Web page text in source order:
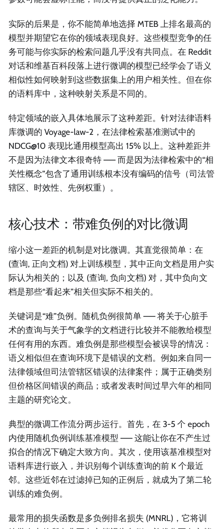
实际的后果是，你不能简单地选择 MTEB 上排名最高的
模型并期望它在你的领域表现良好。这些模型竞争的任
务可能与你实际的检索问题几乎没有共同点。在 Reddit
对话和维基百科段落上进行微调的模型已经学会了语义
相似性如何映射到这些数据集上的用户相关性。但在你
的语料库中，这种映射关系是不同的。
特定领域的嵌入具体地展示了这种差距。针对法律语料
库微调的 Voyage-law-2，在法律检索基准测试中的
NDCG@10 表现比通用模型高出 15% 以上。这种差距并
不是因为法律文本很奇特 —— 而是因为法律检索中的“相
关性概念”包含了通用训练根本没有编码的信号（司法管
辖区、时效性、先例权重）。
核心技术：带难负例的对比微调
缩小这一差距的机制是对比微调。其直觉很简单：在
(查询, 正向文档) 对上训练模型，其中正向文档是用户实
际认为相关的；以及 (查询, 负向文档) 对，其中负向文
档是那些“看起来”相关但实际不相关的。
关键词是“难”负例。随机负例很简单 —— 将关于心脏手
术的查询与关于气象学的文档进行比较并不能教给模型
任何有用的东西。难负例是那些模型会被误导的情况：
语义相似但在查询环境下是错误的文档。例如来自同一
法律领域但司法管辖区错误的法律案件；属于正确类别
但价格区间错误的商品；或者发表时间过早六年的相同
主题的研究论文。
典型的微调工作流分两步运行。首先，在 3-5 个 epoch
内使用随机负例训练基准模型 —— 这能让你在不产生过
拟合的情况下确定大致方向。其次，使用该基准模型对
语料库进行嵌入，并识别每个训练查询的前 K 个最近
邻。这些近邻在过滤掉已知的正例后，就成为了第二轮
训练的难负例。
最常用的损失函数是多负例排名损失 (MNRL)，它将训